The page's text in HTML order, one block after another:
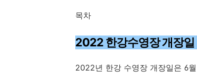
목차
2022 한강수영장 개장일
2022년 한강 수영장 개장일은 6